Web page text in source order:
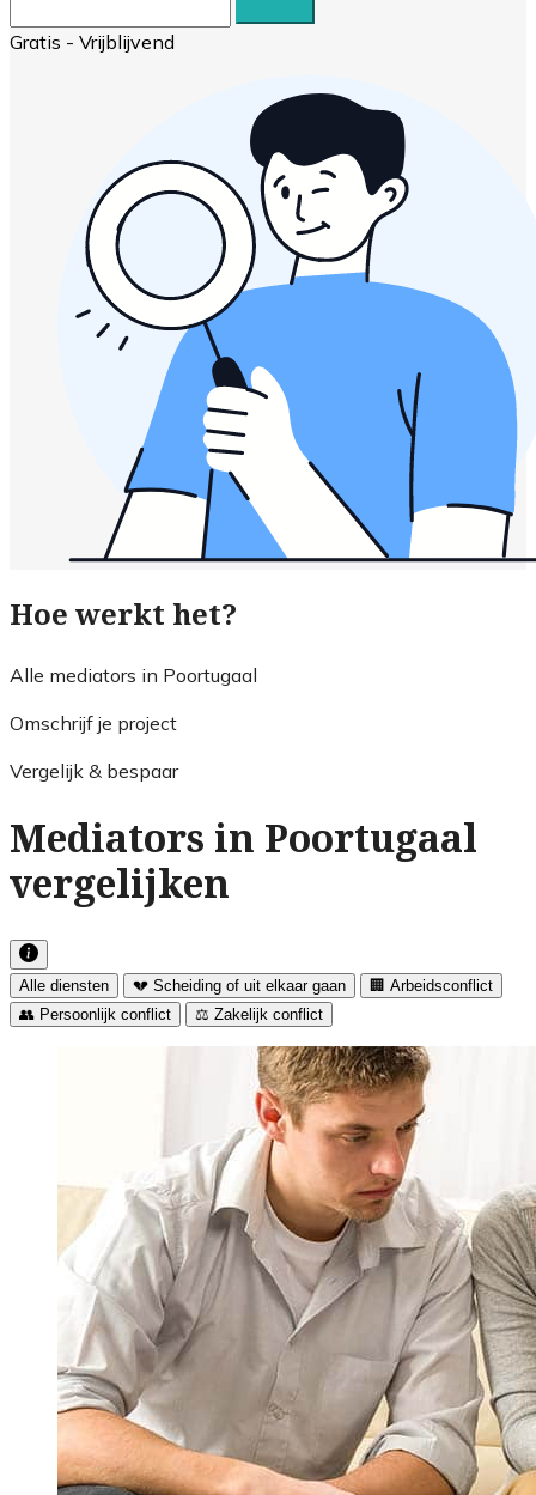
Gratis - Vrijblijvend
Hoe werkt het?
Alle mediators in Poortugaal
Omschrijf je project
Vergelijk & bespaar
Mediators in Poortugaal
vergelijken
Alle diensten 💔 Scheiding of uit elkaar gaan
🏢 Arbeidsconflict
👥 Persoonlijk conflict
⚖️ Zakelijk conflict